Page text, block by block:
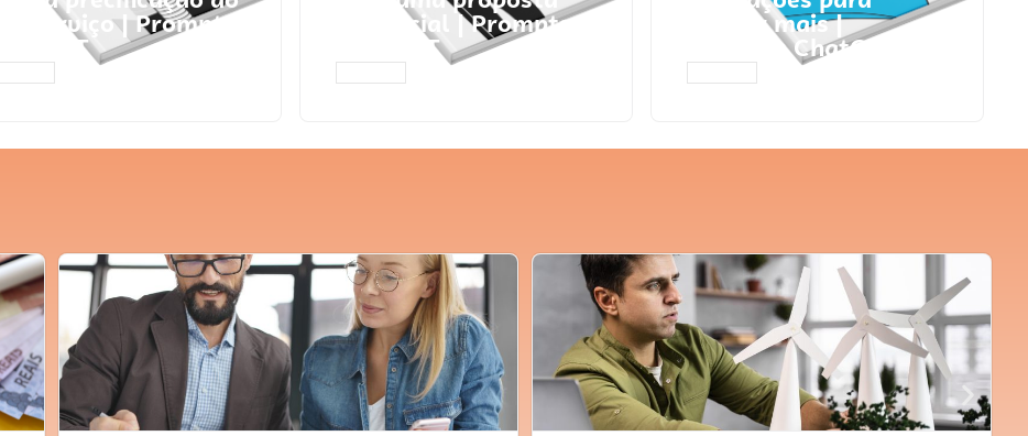
seu serviço | Prompts
ChatGPT
comercial | Prompts
ChatGPT
vender mais |
Prompts ChatGPT